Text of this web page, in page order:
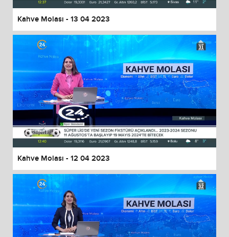
Kahve Molası - 13 04 2023
Kahve Molası - 12 04 2023